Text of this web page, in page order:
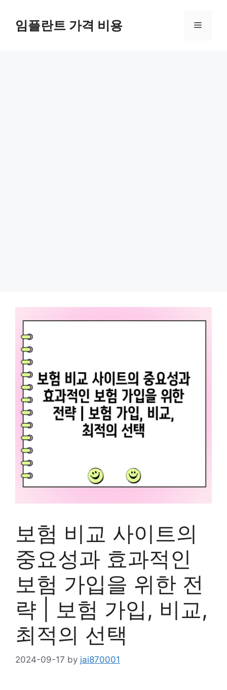
content임플란트 가격 비용 Menu
보험 비교 사이트의
중요성과 효과적인
보험 가입을 위한 전
략 | 보험 가입, 비교,
최적의 선택
2024-09-17 by jai870001